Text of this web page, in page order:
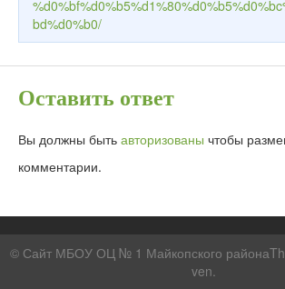
bd%d0%b0/
Оставить ответ
Вы должны быть авторизованы чтобы
комментарии.
© Сайт МБОУ ОЦ № 1 Майкопского
ven.